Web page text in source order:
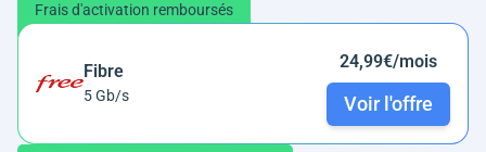
Frais d'activation remboursés
Fibre
5 Gb/s
24,99€/mois
Voir l'offre